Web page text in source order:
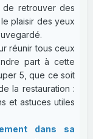
de retrouver des
plaisir des yeux
réunir tous ceux
part à cette
5, que ce soit
la restauration :
et astuces utiles
dans sa